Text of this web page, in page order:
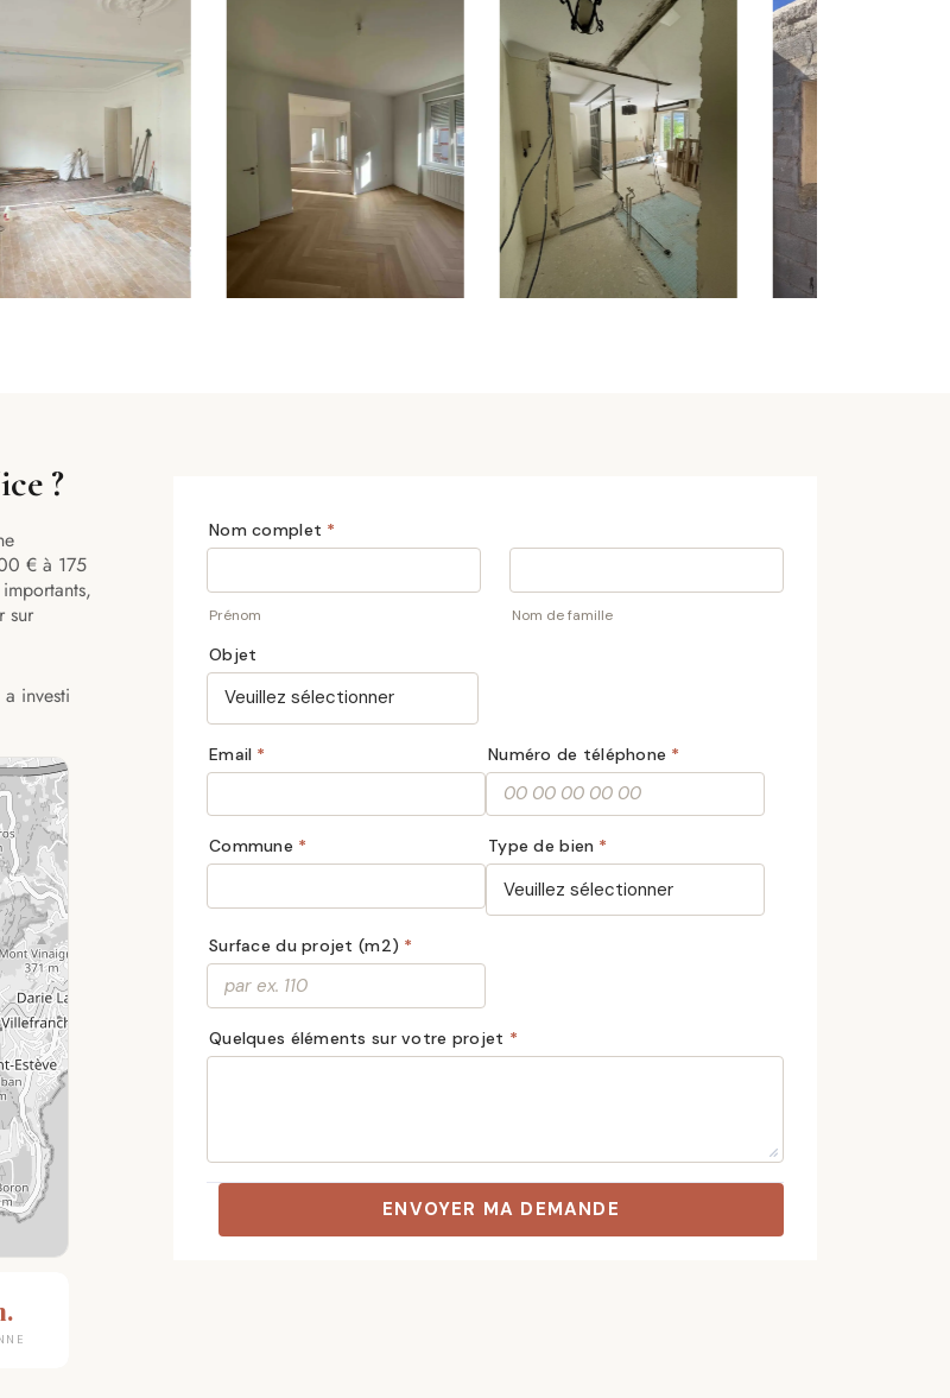
?
€ à 175
sur
investi